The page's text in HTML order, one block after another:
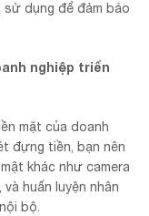
sử dụng để đảm bảo
nghiệp triển
mặt của doanh
đựng tiền, bạn nên
khác như camera
huấn luyện nhân
bộ.